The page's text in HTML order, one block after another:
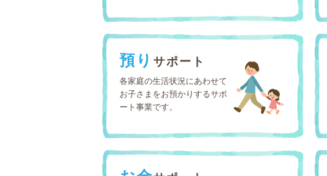
預り サポート
各家庭の生活状況にあわせて
お子さまをお預かりするサポ
ート事業です。